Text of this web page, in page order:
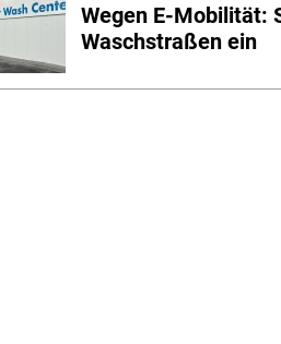
Wegen E-Mobilität:
Waschstraßen ein